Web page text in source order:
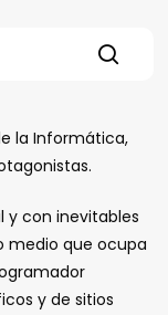
la Informática,
y con inevitables
medio que ocupa
y de sitios